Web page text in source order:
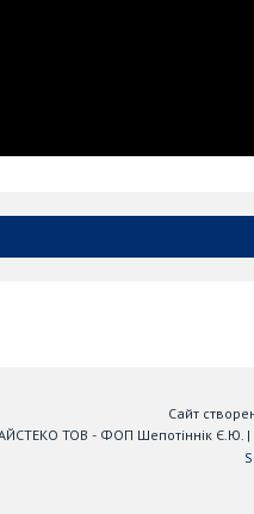
Сайт
АЙСТЕКО ТОВ - ФОП Шепотіннік Є.Ю. |